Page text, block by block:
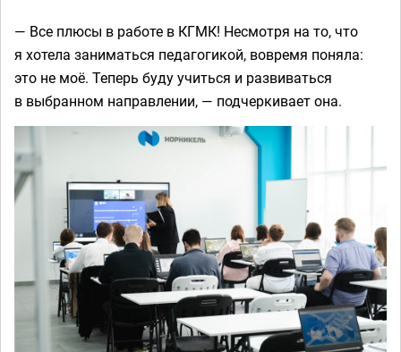
— Все плюсы в работе в КГМК! Несмотря на то, что
я хотела заниматься педагогикой, вовремя поняла:
это не моё. Теперь буду учиться и развиваться
в выбранном направлении, — подчеркивает она.